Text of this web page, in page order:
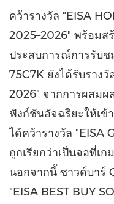
คว้ารางวัล "EISA
2025–2026" พร้อมส
ประสบการณ์การรับช
75C7K ยังได้รับรางวั
2026" จากการผสม
ฟังก์ชันอัจฉริยะให้เข้
ได้คว้ารางวัล "EISA
ถูกเรียกว่าเป็นจอที่เ
นอกจากนี้ ซาวด์บาร์
"EISA BEST BUY